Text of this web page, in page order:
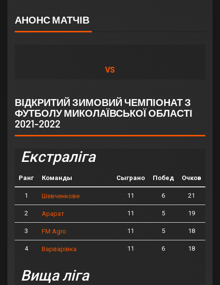
АНОНС МАТЧІВ
VS
ВІДКРИТИЙ ЗИМОВИЙ ЧЕМПІОНАТ З
ФУТБОЛУ МИКОЛАЇВСЬКОЇ ОБЛАСТІ
2021-2022
Екстраліга
Ранг Команды Сыграно Побед Очков
1 Шевченкове 11 6 21
2 Арарат 11 5 19
3 FM Agro 11 5 18
4 Варварівка 11 6 18
Вища ліга